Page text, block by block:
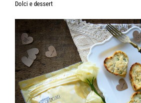
Dolci e dessert